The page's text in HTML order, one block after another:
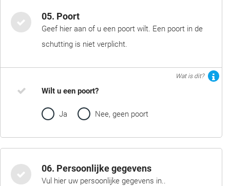
05. Poort
Geef hier aan of u een poort wilt. Een poort in de
schutting is niet verplicht.
Wat is dit?
Wilt u een poort?
Ja Nee, geen poort
06. Persoonlijke gegevens
Vul hier uw persoonlijke gegevens in..